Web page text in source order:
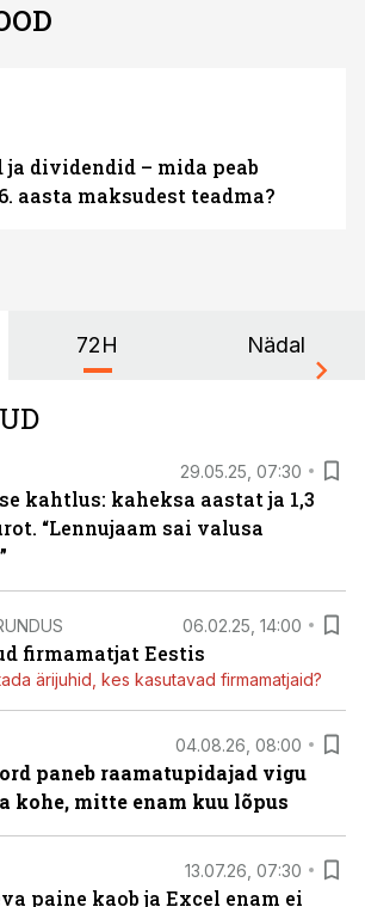
ja dividendid – mida peab
aasta maksudest teadma?
72H Nädal
29.05.25, 07:30
kahtlus: kaheksa aastat ja 1,3
“Lennujaam sai valusa
06.02.25, 14:00
firmamatjat Eestis
ärijuhid, kes kasutavad firmamatjaid?
04.08.26, 08:00
paneb raamatupidajad vigu
kohe, mitte enam kuu lõpus
13.07.26, 07:30
paine kaob ja Excel enam ei